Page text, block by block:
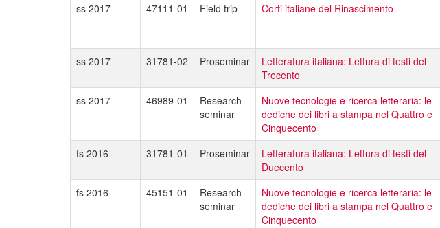
ss 2017 47111-01 Field trip Corti italiane del Rinascimento
ss 2017 31781-02 Proseminar
Letteratura italiana: Lettura di testi del
Trecento
ss 2017 46989-01
Research
seminar
Nuove tecnologie e ricerca letteraria: le
dediche dei libri a stampa nel Quattro e
Cinquecento
fs 2016 31781-01 Proseminar
Letteratura italiana: Lettura di testi del
Duecento
fs 2016 45151-01
Research
seminar
Nuove tecnologie e ricerca letteraria: le
dediche dei libri a stampa nel Quattro e
Cinquecento